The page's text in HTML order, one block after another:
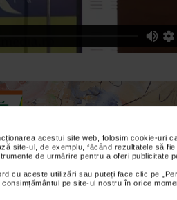
acestui site web, folosim cookie-uri
site-ul, de exemplu, făcând rezultatele să
de urmărire pentru a oferi publicitate
cu aceste utilizări sau puteți face clic pe
pe site-ul nostru în orice